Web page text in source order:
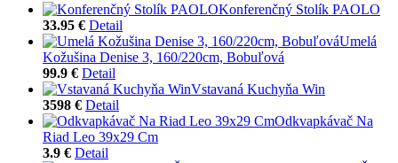
Konferenčný Stolík PAOLO
33.95 € Detail
Umelá
Kožušina Denise 3, 160/220cm, Bobuľová
99.9 € Detail
Vstavaná Kuchyňa Win
3598 € Detail
Odkvapkávač Na
Riad Leo 39x29 Cm
3.9 € Detail